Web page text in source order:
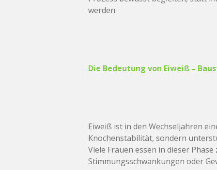
werden.
Die Bedeutung von Eiweiß –
Eiweiß ist in den Wechseljahren
Knochenstabilität, sondern
Viele Frauen essen in dieser
Stimmungsschwankungen oder